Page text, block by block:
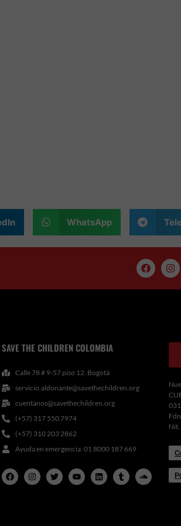
WhatsApp
F
a
e
I
n
t
SAVE THE CHILDREN COLOMBIA
Calle 78 # 9-57 piso 12. Bogotá
servicio.aldonante@savethechildren.org
cuentanos@savethechildren.org
(+57) 317 550 7974
(+57) 310 203 2862
Ayuda en emergencia: 01 8000 187 669
F
a
c
I
n
s
T
w
i
Y
o
u
L
i
n
T
u
m
S
o
u